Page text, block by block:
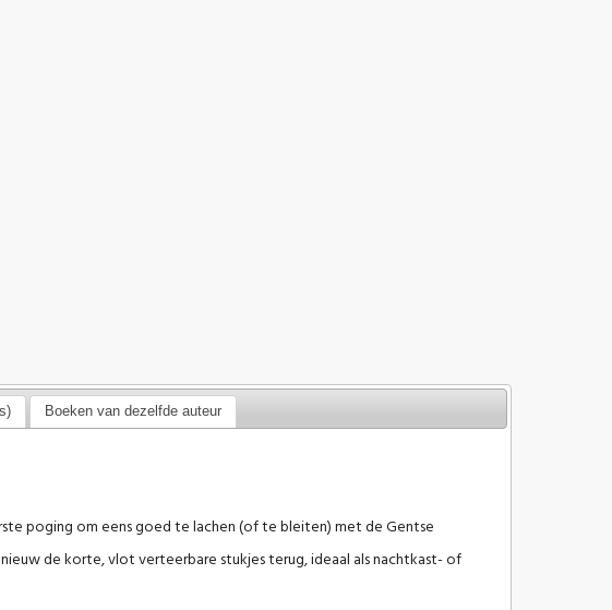
Boeken van dezelfde auteur
poging om eens goed te lachen (of te bleiten) met de Gentse
de korte, vlot verteerbare stukjes terug,ideaal als nachtkast- of